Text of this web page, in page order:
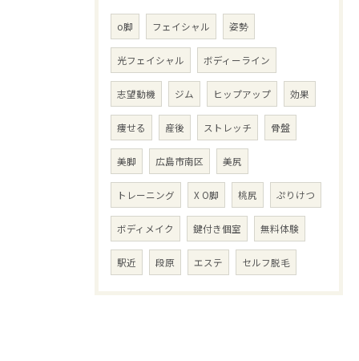
o脚 フェイシャル 姿勢
光フェイシャル ボディーライン
志望動機 ジム ヒップアップ 効果
痩せる 産後 ストレッチ 骨盤
美脚 広島市南区 美尻
トレーニング X O脚 桃尻 ぷりけつ
ボディメイク 鍵付き個室 無料体験
駅近 段原 エステ セルフ脱毛